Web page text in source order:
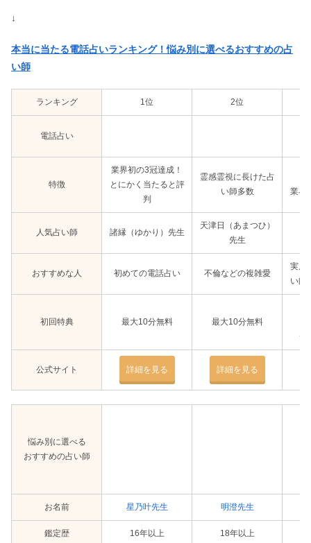
↓
本当に当たる電話占いランキング！悩み別に選べるおすすめの占
い師
ランキング 1位 2位
電話占い
特徴
業界初の3冠達成！
とにかく当たると評
判
霊感霊視に長けた占
い師多数
業界
人気占い師 諸縁（ゆかり）先生
天津日（あまつひ）
先生
おすすめな人 初めての電話占い 不倫などの複雑愛
実店
い師
初回特典 最大10分無料 最大10分無料
※
公式サイト 詳細を見る 詳細を見る
悩み別に選べる
おすすめの占い師
お名前 星乃叶先生 明澄先生
鑑定歴 16年以上 18年以上